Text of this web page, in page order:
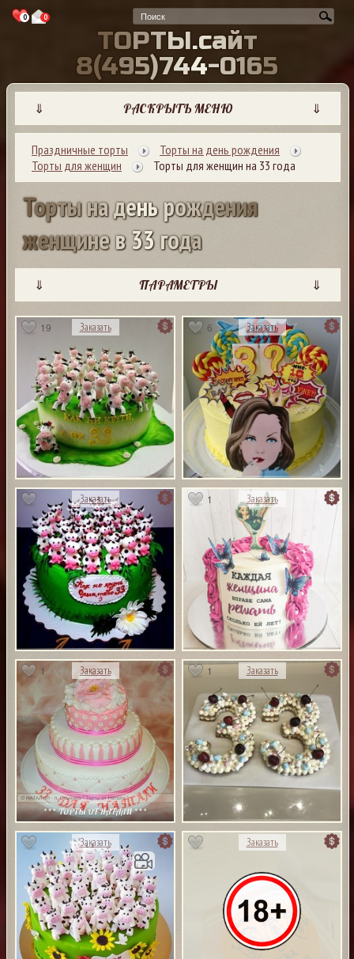
0 0
ТОРТЫ.сайт
8(495)744-0165
⇓ РАСКРЫТЬ МЕНЮ ⇓
Праздничные торты
Торты на день рождения
Торты для женщин
Торты для женщин на 33 года
Тортынаденьрождения
женщинев33года
⇓ ПАРАМЕТРЫ ⇓
19 Заказать 6 Заказать
Заказать 1 Заказать
1 Заказать 1 Заказать
Заказать Заказать